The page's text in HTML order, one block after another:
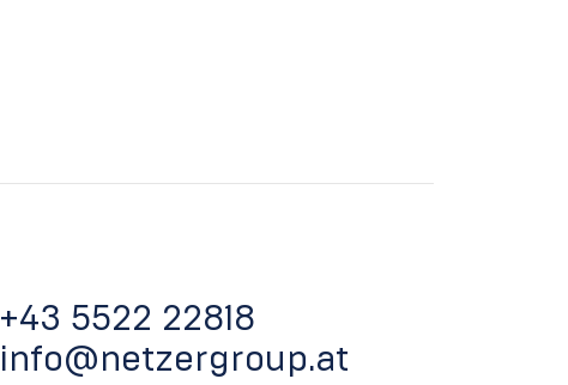
+43 5522 22818
info@netzergroup.at